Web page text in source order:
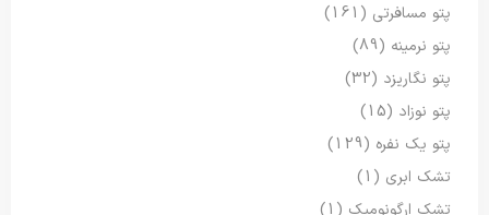
پتو مسافرتی (161)
پتو نرمینه (89)
پتو نگاریزد (32)
پتو نوزاد (15)
پتو یک نفره (129)
تشک ابری (1)
تشک ارگونومیک (1)